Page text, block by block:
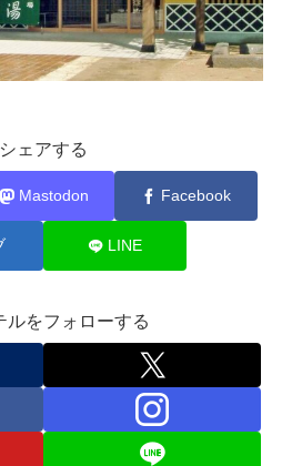
シェアする
Mastodon Facebook
LINE
ルをフォローする